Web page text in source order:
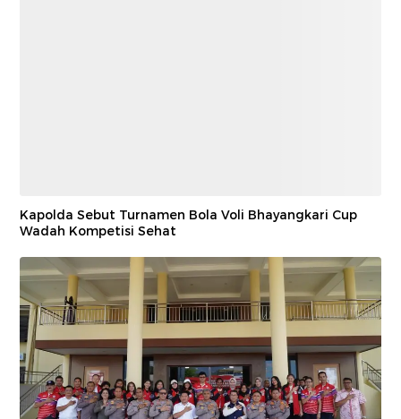
Kapolda Sebut Turnamen Bola Voli Bhayangkari Cup
Wadah Kompetisi Sehat